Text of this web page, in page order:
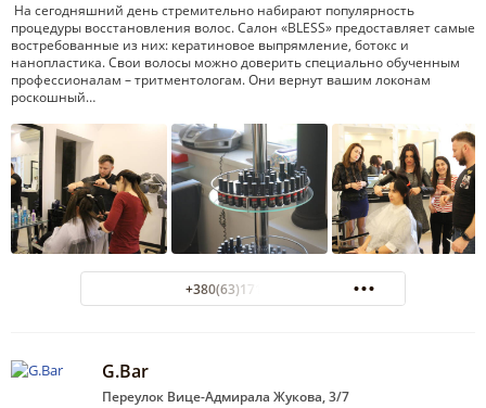
На сегодняшний день стремительно набирают популярность
процедуры восстановления волос. Салон «BLESS» предоставляет самые
востребованные из них: кератиновое выпрямление, ботокс и
нанопластика. Свои волосы можно доверить специально обученным
профессионалам – тритментологам. Они вернут вашим локонам
роскошный…
+380(63)171-13-13
G.Bar
Переулок Вице-Адмирала Жукова, 3/7